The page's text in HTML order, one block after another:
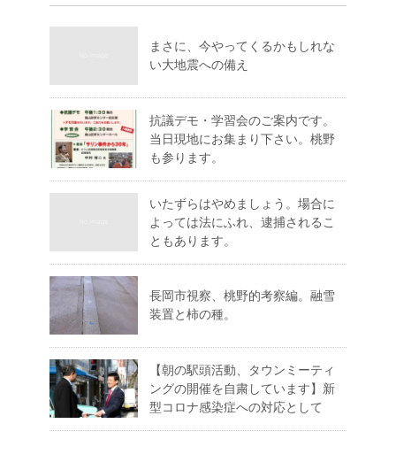
まさに、今やってくるかもしれな
い大地震への備え
抗議デモ・学習会のご案内です。
当日現地にお集まり下さい。桃野
も参ります。
いたずらはやめましょう。場合に
よっては法にふれ、逮捕されるこ
ともあります。
長岡市視察、桃野的考察編。融雪
装置と柿の種。
【朝の駅頭活動、タウンミーティ
ングの開催を自粛しています】新
型コロナ感染症への対応として